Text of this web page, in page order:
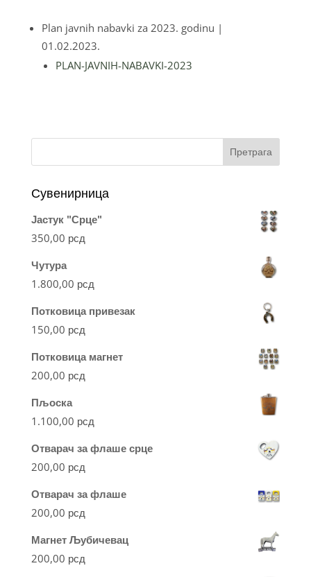
Plan javnih nabavki za 2023. godinu |
01.02.2023.
PLAN-JAVNIH-NABAVKI-2023
Претрага
Сувенирница
Јастук "Срце"
350,00 рсд
Чутура
1.800,00 рсд
Потковица привезак
150,00 рсд
Потковица магнет
200,00 рсд
Пљоска
1.100,00 рсд
Отварач за флаше срце
200,00 рсд
Отварач за флаше
200,00 рсд
Магнет Љубичевац
200,00 рсд